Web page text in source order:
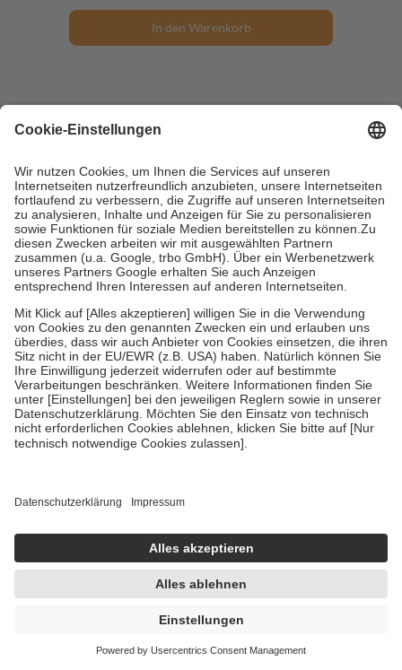
In den Warenkorb
Paracetamol STADA 1000 mg 10 St
Suppositorien
Suppositorien
Hinweis: Aufgrund der hohen Temperaturen kann dieser Artikel derzeit nicht an Packstationen versendet werden.
-51% AVP: 5,59 €
2,74 €
0,27 € / 1 St
sofort lieferbar